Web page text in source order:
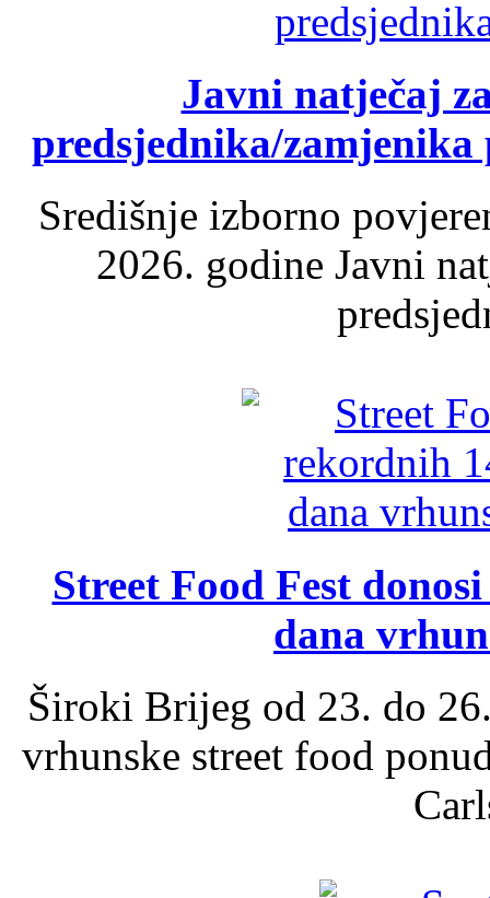
Javni natječaj
predsjednika/
Središnje izborno
2026. godine Javni
Street Food Fest
dana
Široki Brijeg od 23. do
vrhunske street food